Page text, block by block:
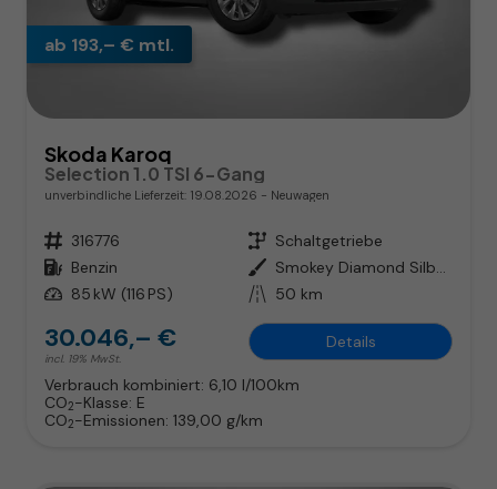
ab 193,– € mtl.
Skoda Karoq
Selection 1.0 TSI 6-Gang
unverbindliche Lieferzeit: 19.08.2026 Neuwagen
Fahrzeugnr. 316776 Getriebe Schaltgetriebe
Kraftstoff Benzin Außenfarbe
Smokey Diamond Silber Metallic
Leistung 85 kW (116 PS) Kilometerstand 50 km
30.046,– €
incl. 19% MwSt.
Details
Verbrauch kombiniert: 6,10 l/100km
CO2-Klasse: E
CO2-Emissionen: 139,00 g/km